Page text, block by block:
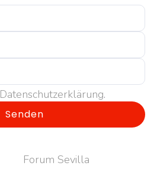
Datenschutzerklärung.
Senden